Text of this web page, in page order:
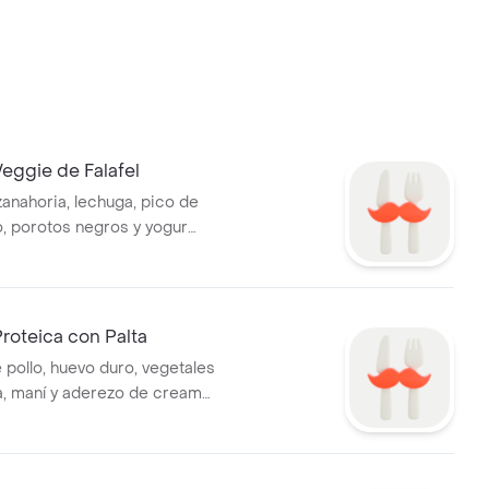
de Falafel
lechuga, pico de
porotos negros y yogur
con Palta
huevo duro, vegetales
maní y aderezo de cream